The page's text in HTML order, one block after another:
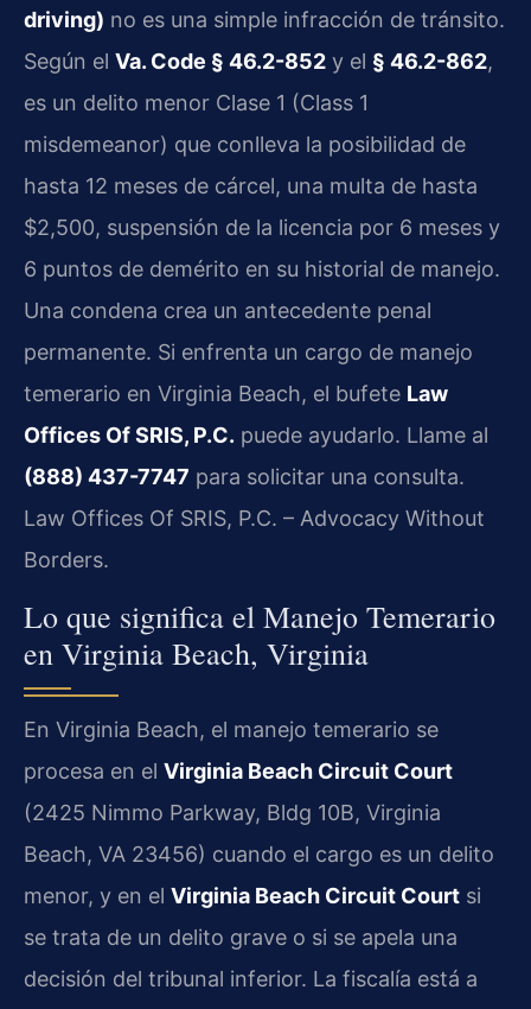
driving) no es una simple infracción de tránsito.
Según el Va. Code § 46.2-852 y el § 46.2-862,
es un delito menor Clase 1 (Class 1
misdemeanor) que conlleva la posibilidad de
hasta 12 meses de cárcel, una multa de hasta
$2,500, suspensión de la licencia por 6 meses y
6 puntos de demérito en su historial de manejo.
Una condena crea un antecedente penal
permanente. Si enfrenta un cargo de manejo
temerario en Virginia Beach, el bufete Law
Offices Of SRIS, P.C. puede ayudarlo. Llame al
(888) 437-7747 para solicitar una consulta.
Law Offices Of SRIS, P.C. – Advocacy Without
Borders.
Lo que significa el Manejo Temerario
en Virginia Beach, Virginia
En Virginia Beach, el manejo temerario se
procesa en el Virginia Beach Circuit Court
(2425 Nimmo Parkway, Bldg 10B, Virginia
Beach, VA 23456) cuando el cargo es un delito
menor, y en el Virginia Beach Circuit Court si
se trata de un delito grave o si se apela una
decisión del tribunal inferior. La fiscalía está a